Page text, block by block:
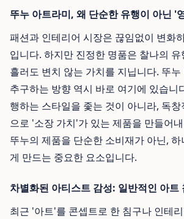
뚜누 아트라미, 왜 단순한 유행이 아닌 '
패션과 인테리어 시장은 끊임없이 변화
입니다. 하지만 진정한 명품은 찰나의
흘러도 변치 않는 가치를 지닙니다. 뚜누
추구하는 방향 역시 바로 여기에 있습니
행하는 스타일을 좇는 것이 아니라, 독
으로 '소장 가치'가 있는 제품을 만들어
뚜누의 제품을 단순한 소비재가 아닌,
게 만드는 중요한 요소입니다.
차별화된 아티스트 감성: 일반적인 아트
최근 '아트'를 콘셉트로 한 침구나 인테